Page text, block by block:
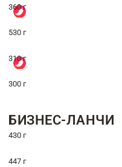
360 г
530 г
310 г
300 г
БИЗНЕС-ЛАНЧИ
430 г
447 г